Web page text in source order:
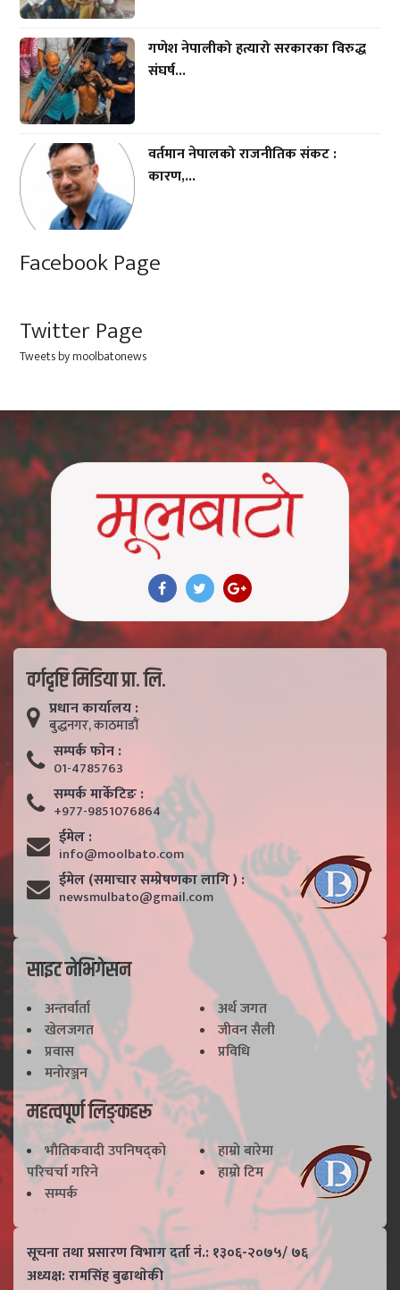
गणेश नेपालीको हत्यारो सरकारका विरुद्ध
संघर्ष...
वर्तमान नेपालको राजनीतिक संकट :
कारण,...
Facebook Page
Twitter Page
Tweets by moolbatonews
वर्गदृष्टि मिडिया प्रा. लि.
प्रधान कार्यालय :
बुद्धनगर, काठमाडाैं
सम्पर्क फाेन :
01-4785763
सम्पर्क मार्केटिङ :
+977-9851076864
ईमेल :
info@moolbato.com
ईमेल (समाचार सम्प्रेषणका लागि ) :
newsmulbato@gmail.com
साइट नेभिगेसन
अन्तर्वार्ता
अर्थ जगत
खेलजगत
जीवन सैली
प्रवास
प्रविधि
मनोरञ्जन
महत्वपूर्ण लिङ्कहरू
भाैतिकवादी उपनिषद्काे
परिचर्चा गरिने
हाम्राे बारेमा
हाम्राे टिम
सम्पर्क
सूचना तथा प्रसारण विभाग दर्ता नं.: १३०६-२०७५/ ७६
अध्यक्ष: रामसिंह बुढाथाेकी